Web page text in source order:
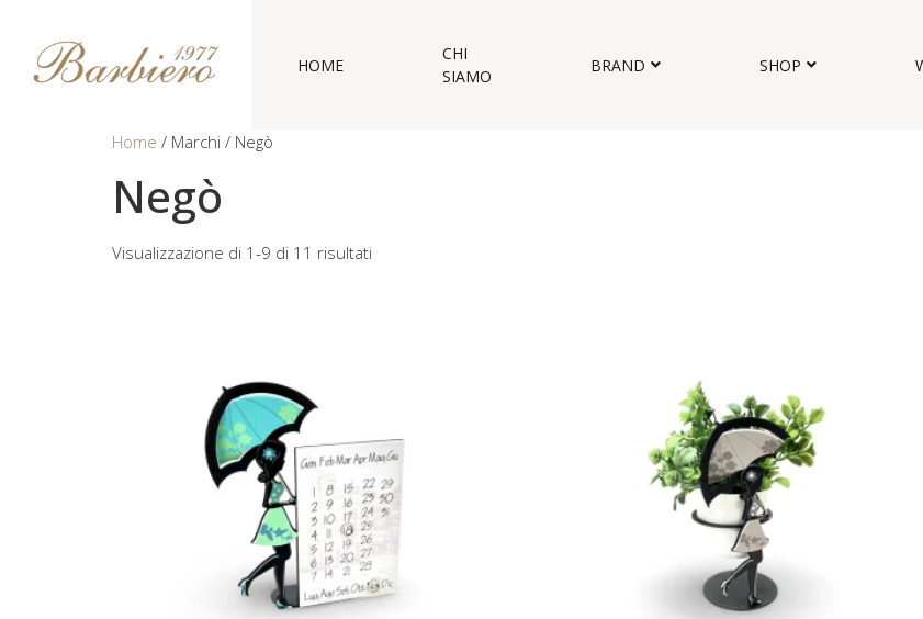
HOME
CHI
SIAMO
BRAND SHOP
Home / Marchi / Negò
Negò
Visualizzazione di 1-9 di 11 risultati